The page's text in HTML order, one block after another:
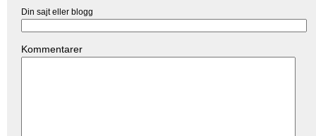
Din sajt eller blogg
Kommentarer